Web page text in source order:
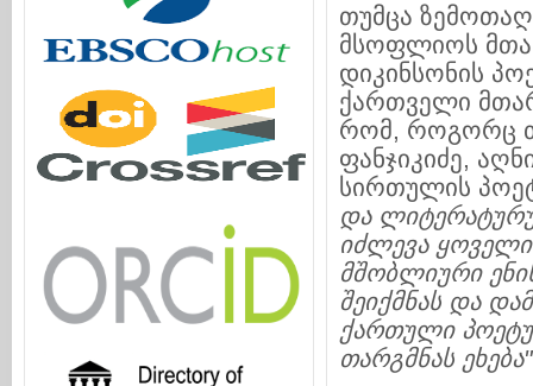
თუმცა
მსოფლიოს
დიკინსონის
ქართველი
რომ, როგორც
ფანჯიკიძე,
სირთულის
და
იძლევა ყოველი
მშობლიური
შეიქმნას და
ქართული
თარგმნას ეხება